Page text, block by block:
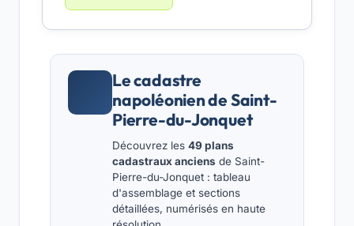
Le cadastre
napoléonien de Saint-
Pierre-du-Jonquet
Découvrez les 49 plans
cadastraux anciens de Saint-
Pierre-du-Jonquet : tableau
d'assemblage et sections
détaillées, numérisés en haute